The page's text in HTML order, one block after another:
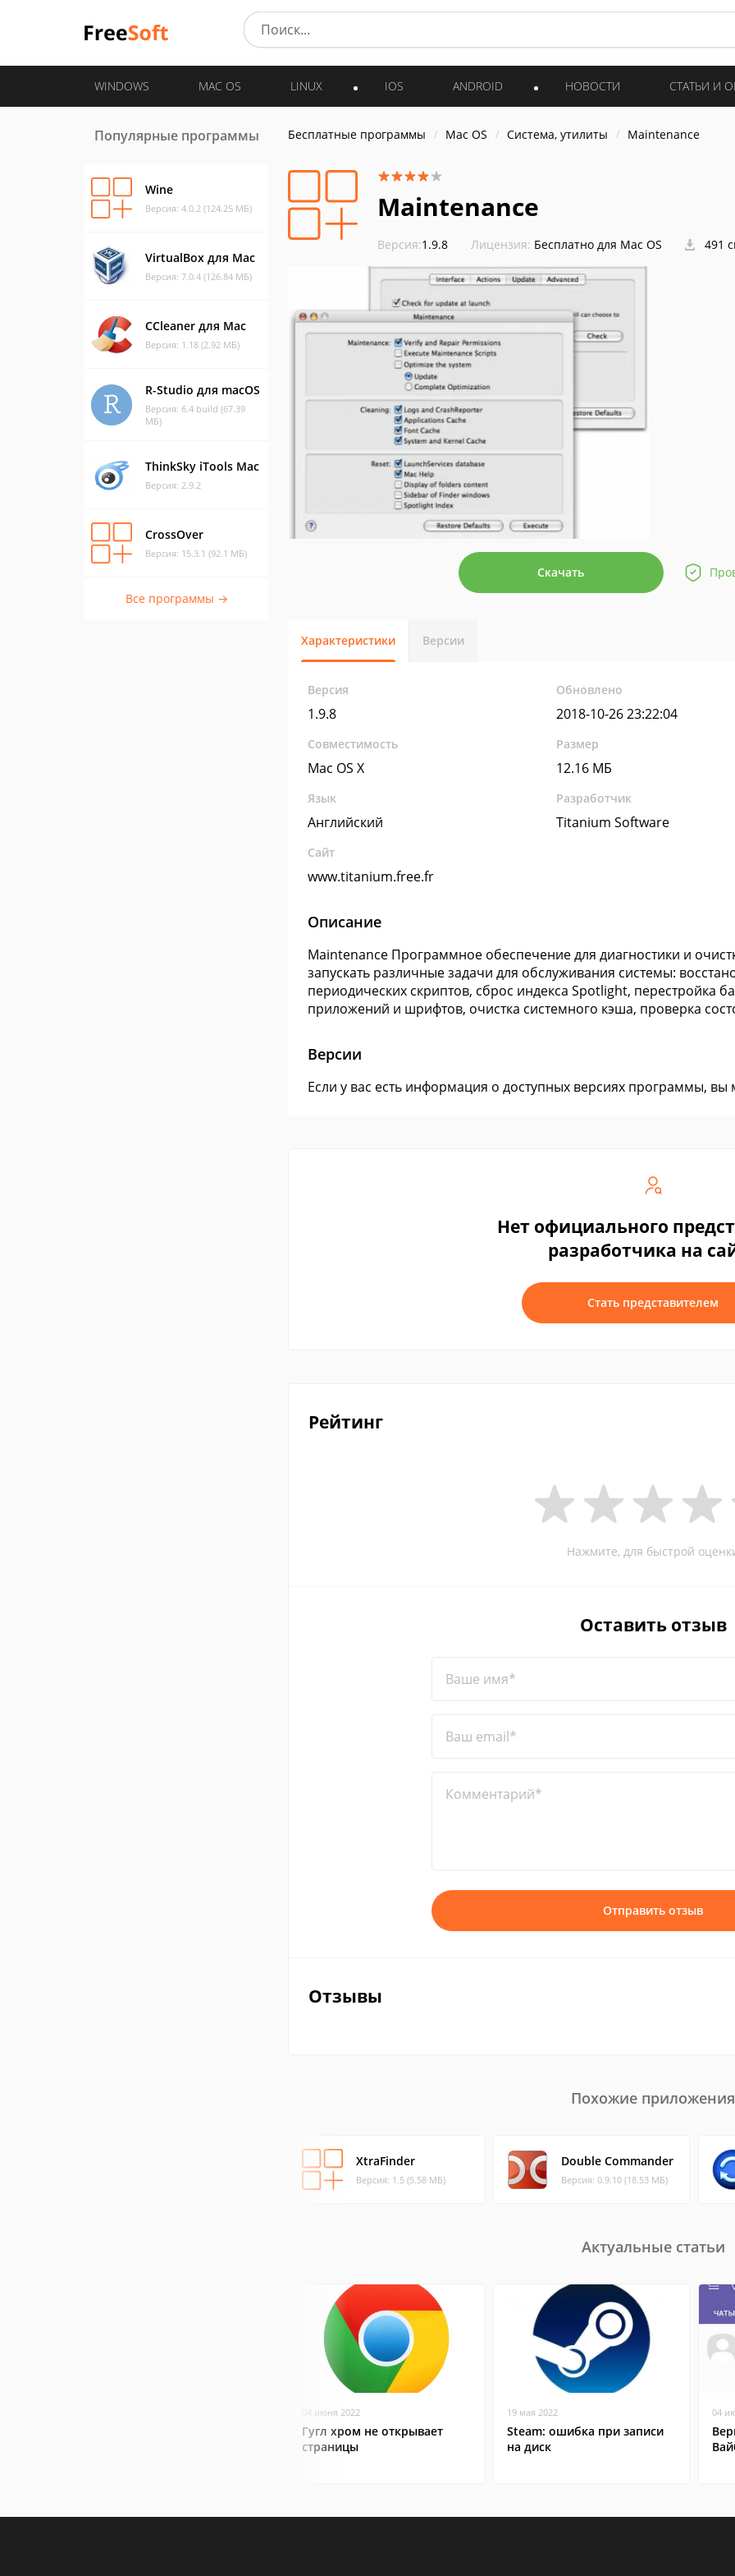
WINDOWS MAC OS LINUX IOS ANDROID НОВОСТИ СТАТЬИ И
Популярные программы
Wine
Версия: 4.0.2 (124.25 МБ)
VirtualBox для Mac
Версия: 7.0.4 (126.84 МБ)
CCleaner для Mac
Версия: 1.18 (2.92 МБ)
R-Studio для macOS
Версия: 6.4 build (67.39
МБ)
ThinkSky iTools Mac
Версия: 2.9.2
CrossOver
Версия: 15.3.1 (92.1 МБ)
Все программы →
Бесплатные программы Mac OS Система, утилиты Maintenance
Maintenance
Версия:1.9.8 Лицензия: Бесплатно для Mac OS 491
Скачать
Характеристики Версии
Версия
1.9.8
Обновлено
2018-10-26 23:22:04
Совместимость
Mac OS X
Размер
12.16 МБ
Язык
Английский
Разработчик
Titanium Software
Сайт
www.titanium.free.fr
Описание
Maintenance Программное обеспечение для диагностики и
запускать различные задачи для обслуживания системы:
периодических скриптов, сброс индекса Spotlight, перестройка
приложений и шрифтов, очистка системного кэша, проверка
Версии
Если у вас есть информация о доступных версиях программы,
Нет официального
разработчика на
Стать представителем
Рейтинг
Нажмите, для быстрой
Оставить отзыв
Ваше имя*
Ваш email*
Комментарий*
Отправить отзыв
Отзывы
Похожие приложения
XtraFinder
Версия: 1.5 (5.58 МБ)
Double Commander
Версия: 0.9.10 (18.53 МБ)
Актуальные статьи
04 июня 2022
Гугл хром не открывает
страницы
19 мая 2022
Steam: ошибка при записи
на диск
04